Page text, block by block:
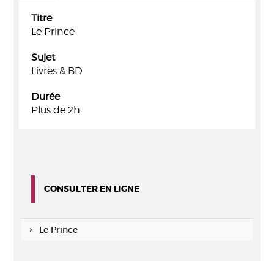
Titre
Le Prince
Sujet
Livres & BD
Durée
Plus de 2h.
CONSULTER EN LIGNE
Le Prince